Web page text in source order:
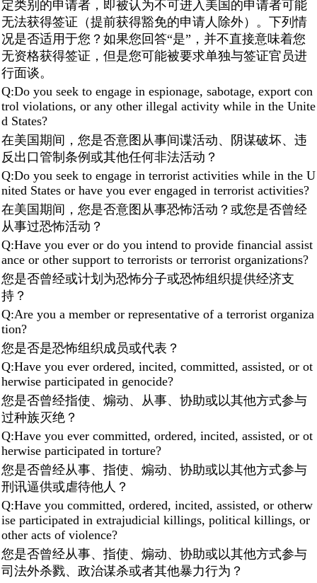
定类别的申请者，即被认为不可进入美国的申请者可能
无法获得签证（提前获得豁免的申请人除外）。下列情
况是否适用于您？如果您回答“是”，并不直接意味着您
无资格获得签证，但是您可能被要求单独与签证官员进
行面谈。
Q:Do you seek to engage in espionage, sabotage, export con
trol violations, or any other illegal activity while in the Unite
d States?
在美国期间，您是否意图从事间谍活动、阴谋破坏、违
反出口管制条例或其他任何非法活动？
Q:Do you seek to engage in terrorist activities while in the U
nited States or have you ever engaged in terrorist activities?
在美国期间，您是否意图从事恐怖活动？或您是否曾经
从事过恐怖活动？
Q:Have you ever or do you intend to provide financial assist
ance or other support to terrorists or terrorist organizations?
您是否曾经或计划为恐怖分子或恐怖组织提供经济支
持？
Q:Are you a member or representative of a terrorist organiza
tion?
您是否是恐怖组织成员或代表？
Q:Have you ever ordered, incited, committed, assisted, or ot
herwise participated in genocide?
您是否曾经指使、煽动、从事、协助或以其他方式参与
过种族灭绝？
Q:Have you ever committed, ordered, incited, assisted, or ot
herwise participated in torture?
您是否曾经从事、指使、煽动、协助或以其他方式参与
刑讯逼供或虐待他人？
Q:Have you committed, ordered, incited, assisted, or otherw
ise participated in extrajudicial killings, political killings, or
other acts of violence?
您是否曾经从事、指使、煽动、协助或以其他方式参与
司法外杀戮、政治谋杀或者其他暴力行为？